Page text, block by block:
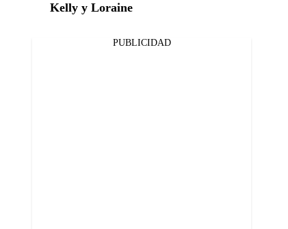
Kelly y Loraine
PUBLICIDAD